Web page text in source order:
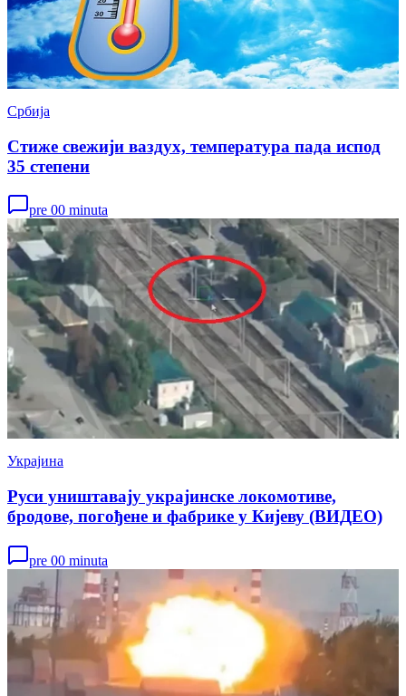
Србија
Стиже свежији ваздух, температура пада испод
35 степени
pre 00 minuta
Украјина
Руси уништавају украјинске локомотиве,
бродове, погођене и фабрике у Кијеву (ВИДЕО)
pre 00 minuta